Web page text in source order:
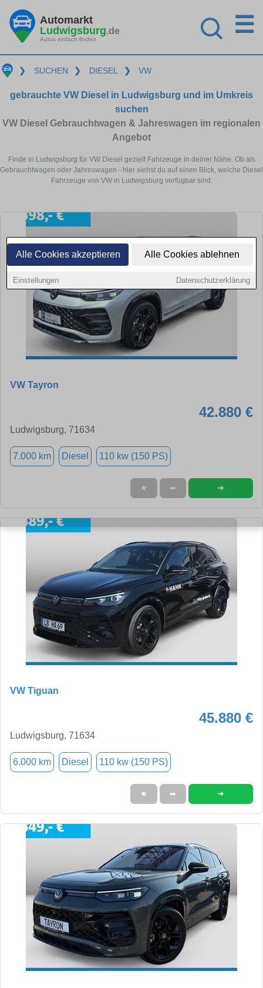
Alle Cookies akzeptieren Alle Cookies ablehnen
Einstellungen Datenschutzerklärung
Automarkt
Ludwigsburg.de
Autos einfach finden
☰
❯ SUCHEN ❯ DIESEL ❯ VW
gebrauchte VW Diesel in Ludwigsburg und im Umkreis
suchen
VW Diesel Gebrauchtwagen & Jahreswagen im regionalen
Angebot
Finde in Ludwigsburg für VW Diesel gezielt Fahrzeuge in deiner Nähe. Ob als
Gebrauchtwagen oder Jahreswagen - hier siehst du auf einen Blick, welche Diesel
Fahrzeuge von VW in Ludwigsburg verfügbar sind.
VW Tayron
42.880 €
Ludwigsburg, 71634
7.000 km Diesel 110 kw (150 PS)
★ ➦ ➜
VW Tiguan
45.880 €
Ludwigsburg, 71634
6.000 km Diesel 110 kw (150 PS)
★ ➦ ➜